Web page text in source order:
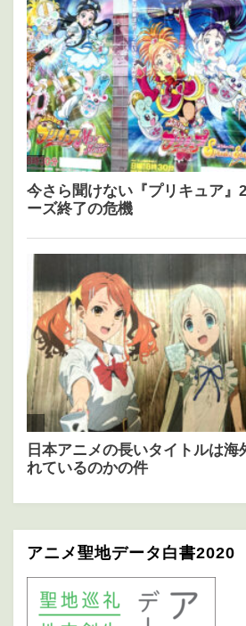
アニメ聖地データ白書2020